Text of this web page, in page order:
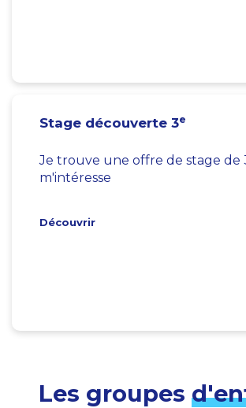
Stage découverte 3e
Je trouve une offre de stage de
m'intéresse
Découvrir
Les groupes